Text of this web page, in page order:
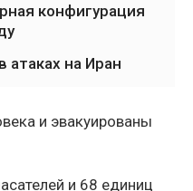
конфигурация
атаках на Иран
и эвакуированы
и 68 единиц